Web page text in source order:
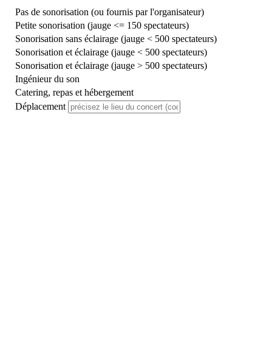
Pas de sonorisation (ou fournis par l'organisateur)
Petite sonorisation (jauge <= 150 spectateurs)
Sonorisation sans éclairage (jauge < 500 spectateurs)
Sonorisation et éclairage (jauge < 500 spectateurs)
Sonorisation et éclairage (jauge > 500 spectateurs)
Ingénieur du son
Catering, repas et hébergement
Déplacement